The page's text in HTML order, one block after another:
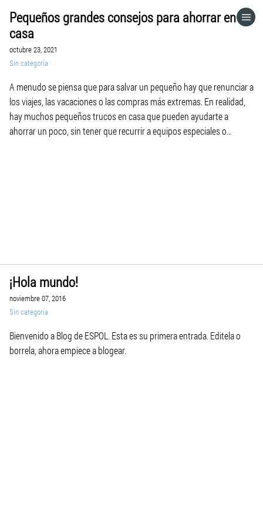
Pequeños grandes consejos para ahorrar en
casa
octubre 23, 2021
Sin categoría
A menudo se piensa que para salvar un pequeño hay que renunciar a
los viajes, las vacaciones o las compras más extremas. En realidad,
hay muchos pequeños trucos en casa que pueden ayudarte a
ahorrar un poco, sin tener que recurrir a equipos especiales o
¡Hola mundo!
noviembre 07, 2016
Sin categoría
Bienvenido a Blog de ESPOL. Esta es su primera entrada. Editela o
borrela, ahora empiece a blogear.
HOME
VISITA EL SITIO WEB